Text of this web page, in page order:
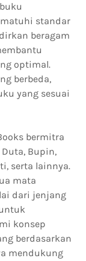
standar
beragam
optimal.
berbeda,
yang sesuai
bermitra
Bupin,
serta lainnya.
mata
dari jenjang
konsep
berdasarkan
mendukung